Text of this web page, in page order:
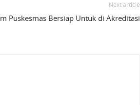
Next article
Puskesmas Bersiap Untuk di Akreditasi